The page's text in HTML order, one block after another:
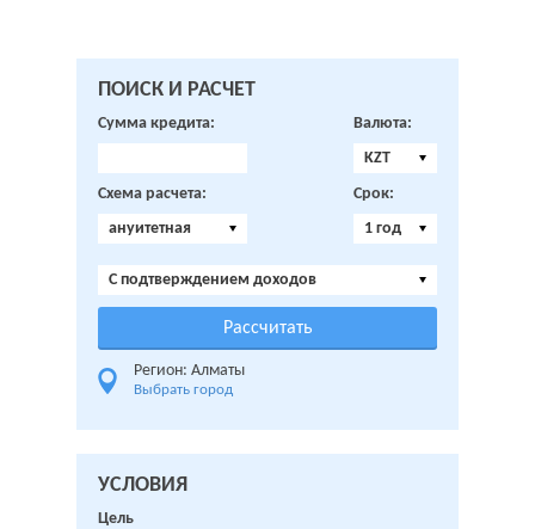
ПОИСК И РАСЧЕТ
Сумма кредита:
Валюта:
KZT
Схема расчета:
ануитетная
Срок:
1 год
C подтверждением доходов
Регион: Алматы
Выбрать город
УСЛОВИЯ
Цель